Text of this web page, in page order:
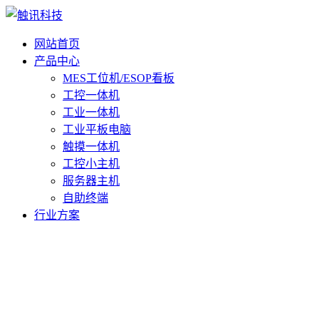
网站首页
产品中心
MES工位机/ESOP看板
工控一体机
工业一体机
工业平板电脑
触摸一体机
工控小主机
服务器主机
自助终端
行业方案